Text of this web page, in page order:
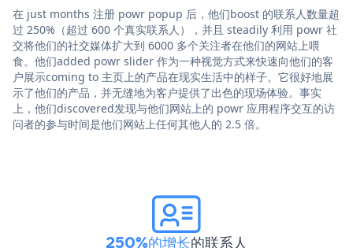
在 just months 注册 powr popup 后，他们boost 的联系人数量超
过 250%（超过 600 个真实联系人），并且 steadily 利用 powr 社
交将他们的社交媒体扩大到 6000 多个关注者在他们的网站上喂
食。他们added powr slider 作为一种视觉方式来快速向他们的客
户展示coming to 主页上的产品在现实生活中的样子。它很好地展
示了他们的产品，并无缝地为客户提供了出色的现场体验。事实
上，他们discovered发现与他们网站上的 powr 应用程序交互的访
问者的参与时间是他们网站上任何其他人的 2.5 倍。
250%的增长的联系人